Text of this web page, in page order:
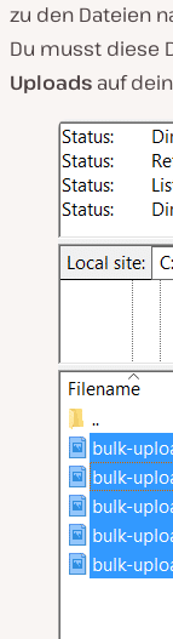
zu den Dateien
Du musst diese
Uploads auf